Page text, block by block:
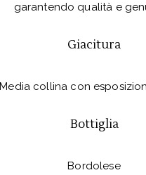
garantendo qualità e
Giacitura
Media collina con
Bottiglia
Bordolese